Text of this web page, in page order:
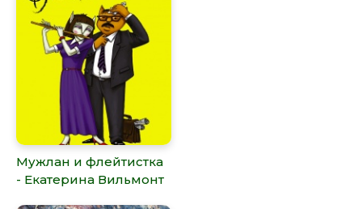
Мужлан и флейтистка
- Екатерина Вильмонт